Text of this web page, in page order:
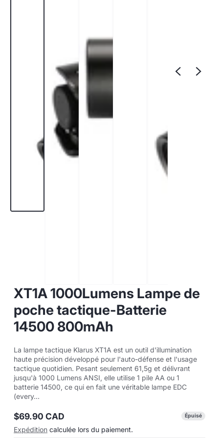
XT1A 1000Lumens Lampe de
poche tactique-Batterie
14500 800mAh
La lampe tactique Klarus XT1A est un outil d'illumination
haute précision développé pour l'auto-défense et l'usage
tactique quotidien. Pesant seulement 61,5g et délivrant
jusqu'à 1000 Lumens ANSI, elle utilise 1 pile AA ou 1
batterie 14500, ce qui en fait une véritable lampe EDC
(every...
Prix
normal
$69.90 CAD Épuisé
Expédition calculée lors du paiement.